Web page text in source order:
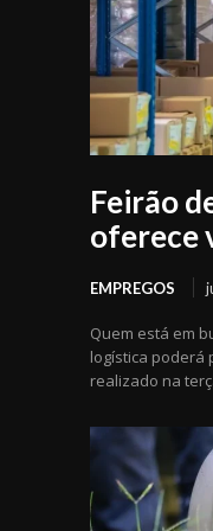
Feirão
oferece
EMPREGOS
Quem está em
logística poderá
realizado na